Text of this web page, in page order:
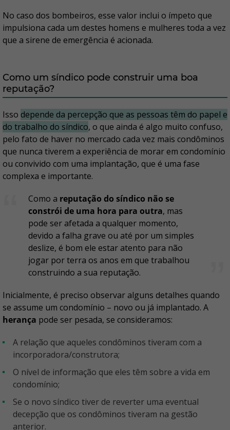
No caso dos bombeiros, esse valor inclui o ímpeto que
impulsiona cada um destes homens e mulheres toda a vez
que a sirene de emergência é acionada.
Como um síndico pode construir uma boa
reputação?
Isso depende da percepção que as pessoas têm do papel e
do trabalho do síndico, o que ainda é algo muito confuso,
pelo fato de haver no mercado cada vez mais condôminos
que nunca tiverem a experiência de morar em condomínio
ou convivido com uma implantação, que é uma fase
complexa e importante.
Como a reputação do síndico não se
constrói de uma hora para outra, mas
pode ser afetada a qualquer momento,
devido a falha grave ou até por um simples
deslize, é bom ele estar atento para não
jogar por terra os anos em que trabalhou
construindo a sua reputação.
Inicialmente, é preciso observar alguns detalhes quando
se assume um condomínio – novo ou já implantado. A
herança pode ser pesada, se consideramos:
a relação que aqueles condôminos tiveram com a
incorporadora/construtora;
o nível de informação que eles têm sobre a vida em
condomínio;
se o novo síndico tiver de reverter uma eventual
decepção que os condôminos tiveram na gestão
anterior.